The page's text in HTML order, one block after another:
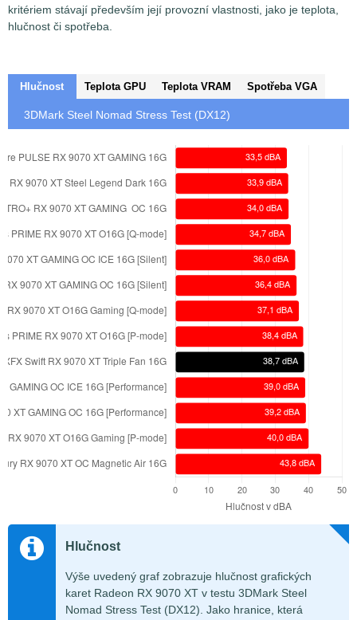
kritériem stávají především její provozní vlastnosti, jako je teplota,
hlučnost či spotřeba.
Hlučnost Teplota GPU Teplota VRAM Spotřeba VGA
3DMark Steel Nomad Stress Test (DX12)
Hlučnost
Výše uvedený graf zobrazuje hlučnost grafických
karet Radeon RX 9070 XT v testu 3DMark Steel
Nomad Stress Test (DX12). Jako hranice, která